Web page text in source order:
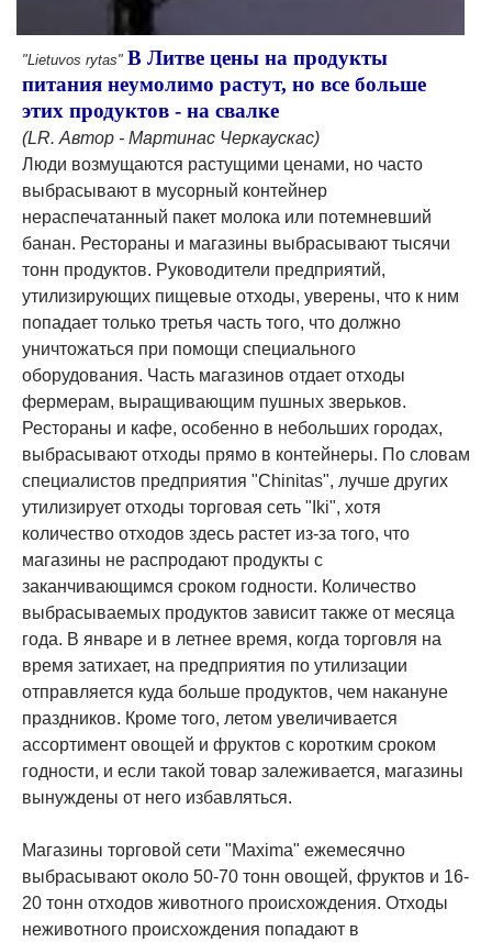
"Lietuvos rytas" В Литве цены на продукты
питания неумолимо растут, но все больше
этих продуктов - на свалке
(LR. Автор - Мартинас Черкаускас)
Люди возмущаются растущими ценами, но часто
выбрасывают в мусорный контейнер
нераспечатанный пакет молока или потемневший
банан. Рестораны и магазины выбрасывают тысячи
тонн продуктов. Руководители предприятий,
утилизирующих пищевые отходы, уверены, что к ним
попадает только третья часть того, что должно
уничтожаться при помощи специального
оборудования. Часть магазинов отдает отходы
фермерам, выращивающим пушных зверьков.
Рестораны и кафе, особенно в небольших городах,
выбрасывают отходы прямо в контейнеры. По словам
специалистов предприятия "Chinitas", лучше других
утилизирует отходы торговая сеть "Iki", хотя
количество отходов здесь растет из-за того, что
магазины не распродают продукты с
заканчивающимся сроком годности. Количество
выбрасываемых продуктов зависит также от месяца
года. В январе и в летнее время, когда торговля на
время затихает, на предприятия по утилизации
отправляется куда больше продуктов, чем накануне
праздников. Кроме того, летом увеличивается
ассортимент овощей и фруктов с коротким сроком
годности, и если такой товар залеживается, магазины
вынуждены от него избавляться.
Магазины торговой сети "Maxima" ежемесячно
выбрасывают около 50-70 тонн овощей, фруктов и 16-
20 тонн отходов животного происхождения. Отходы
неживотного происхождения попадают в